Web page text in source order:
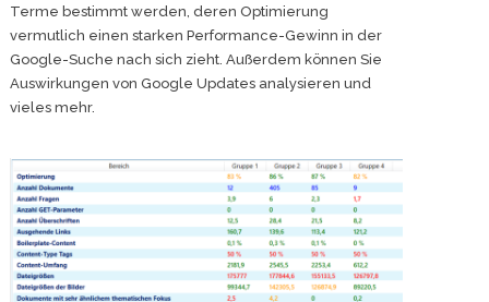
Terme bestimmt werden, deren Optimierung
vermutlich einen starken Performance-Gewinn in der
Google-Suche nach sich zieht. Außerdem können Sie
Auswirkungen von Google Updates analysieren und
vieles mehr.